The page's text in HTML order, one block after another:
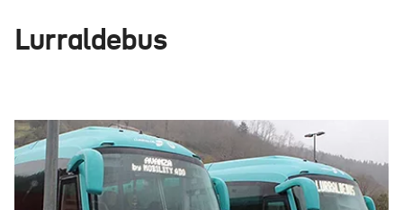
Ikusmiran
Eguraldia
Lurraldebus